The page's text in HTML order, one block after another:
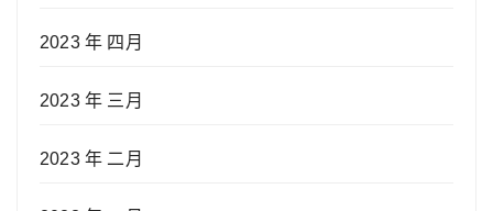
2023 年 四月
2023 年 三月
2023 年 二月